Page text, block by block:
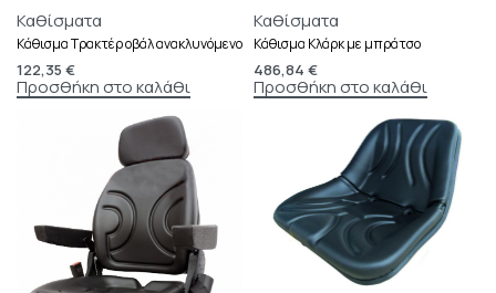
Καθίσματα
Κάθισμα Τρακτέρ οβάλ ανακλυνόμενο
122,35 €
Προσθήκη στο καλάθι
Καθίσματα
Κάθισμα Κλάρκ με μπράτσο
486,84 €
Προσθήκη στο καλάθι